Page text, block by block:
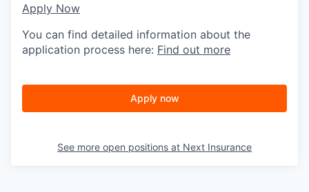
Apply Now
You can find detailed information about the
application process here: Find out more
Apply now
See more open positions at Next Insurance